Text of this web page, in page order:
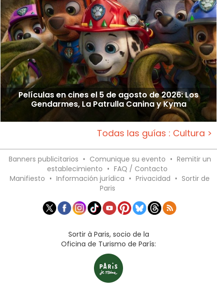
Películas en cines el 5 de agosto de 2026: Los
Gendarmes, La Patrulla Canina y Kyma
Todas las guías : Cultura >
Banners publicitarios • Comunique su evento • Remitir un
establecimiento • FAQ / Contacto
Manifiesto • Información jurídica • Privacidad • Sortir de
Paris
Sortir à Paris, socio de la
Oficina de Turismo de París: